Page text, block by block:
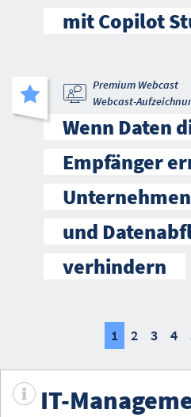
mit Copilot
Premium Webcast
Webcast-
Wenn Daten
Empfänger
und
verhindern
1 2 3 4
IT-